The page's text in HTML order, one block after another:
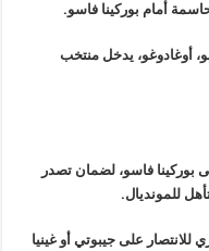
فاسو، أوغادوغو، يدخل منتخب
بوركينا فاسو، لضمان تصدر
للمونديال.
على جيبوتي أو غينيا